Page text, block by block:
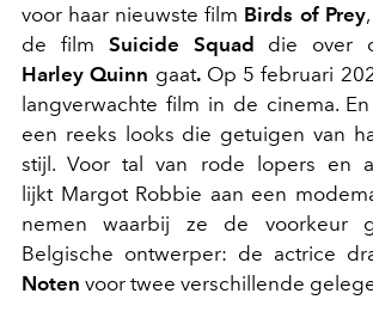
voor haar nieuwste film Birds of Prey
de film Suicide Squad die over
Harley Quinn gaat.Op 5 februari
langverwachte film in de cinema.
een reeks looks die getuigen van
stijl. Voor tal van rode lopers en
lijkt Margot Robbie aan een
nemen waarbij ze de voorkeur
Belgische ontwerper: de actrice
Noten voor twee verschillende